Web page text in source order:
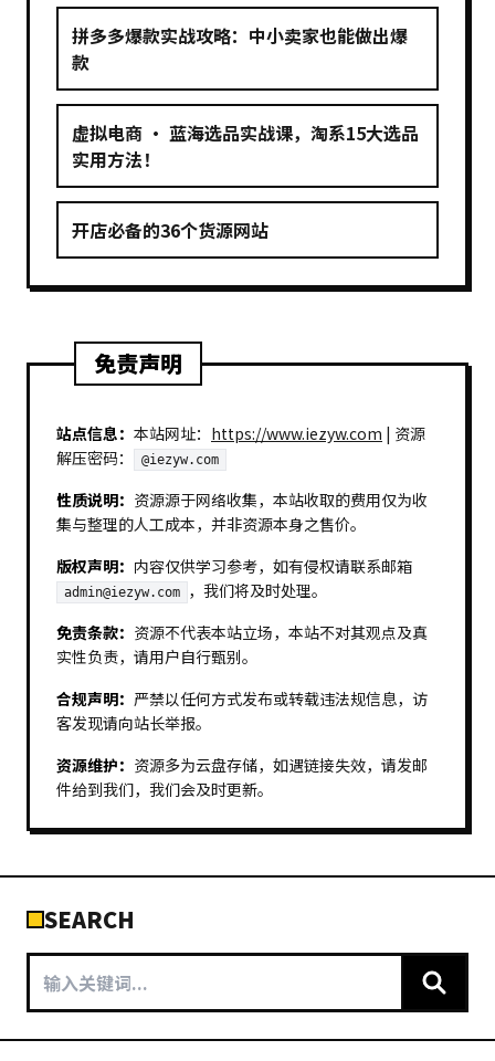
拼多多爆款实战攻略：中小卖家也能做出爆
款
虚拟电商 · 蓝海选品实战课，淘系15大选品
实用方法！
开店必备的36个货源网站
免责声明
站点信息： 本站网址： https://www.iezyw.com | 资源
解压密码：
@iezyw.com
性质说明： 资源源于网络收集，本站收取的费用仅为收
集与整理的人工成本，并非资源本身之售价。
版权声明： 内容仅供学习参考，如有侵权请联系邮箱
admin@iezyw.com
，我们将及时处理。
免责条款： 资源不代表本站立场，本站不对其观点及真
实性负责，请用户自行甄别。
合规声明： 严禁以任何方式发布或转载违法规信息，访
客发现请向站长举报。
资源维护： 资源多为云盘存储，如遇链接失效，请发邮
件给到我们，我们会及时更新。
SEARCH